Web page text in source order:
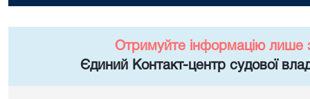
Отримуйте інформацію лише
Єдиний Контакт-центр судової